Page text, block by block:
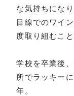
な気持ちにな
目線でのワイ
度取り組むこ
学校を卒業後
所でラッキー
年。